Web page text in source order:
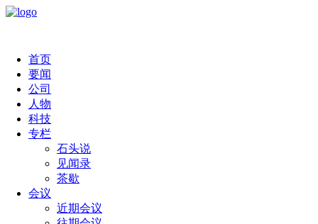
首页
要闻
公司
人物
科技
专栏
石头说
见闻录
茶歇
会议
近期会议